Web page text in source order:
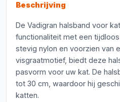
Beschrijving
De Vadigran halsband voor
functionaliteit met een
stevig nylon en voorzien van
visgraatmotief, biedt deze
pasvorm voor uw kat. De
tot 30 cm, waardoor hij
katten.